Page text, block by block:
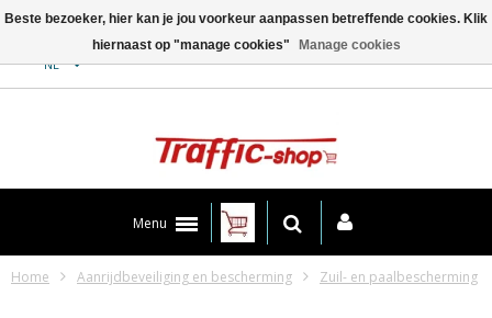
NL
Menu
Home Aanrijdbeveiliging en bescherming Zuil- en paalbescherming
Beste bezoeker, hier kan je jou voorkeur aanpassen betreffende cookies. Klik
hiernaast op "manage cookies"
Manage cookies